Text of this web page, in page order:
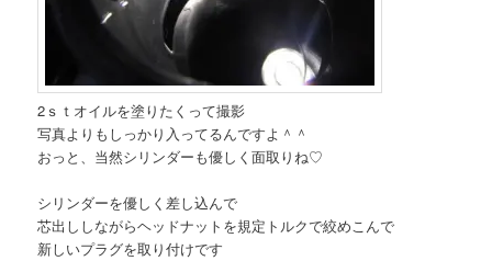
2ｓｔオイルを塗りたくって撮影
写真よりもしっかり入ってるんですよ＾＾
おっと、当然シリンダーも優しく面取りね♡
シリンダーを優しく差し込んで
芯出ししながらヘッドナットを規定トルクで絞めこんで
新しいプラグを取り付けです